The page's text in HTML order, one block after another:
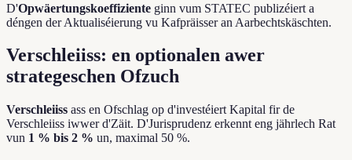
D'Opwäertungskoeffiziente ginn vum STATEC publizéiert a
déngen der Aktualiséierung vu Kafpräisser an Aarbechtskäschten.
Verschleiiss: en optionalen awer
strategeschen Ofzuch
Verschleiiss ass en Ofschlag op d'investéiert Kapital fir de
Verschleiiss iwwer d'Zäit. D'Jurisprudenz erkennt eng jährlech Rat
vun 1 % bis 2 % un, maximal 50 %.